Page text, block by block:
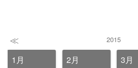
≪ 2015
1月 2月 3月